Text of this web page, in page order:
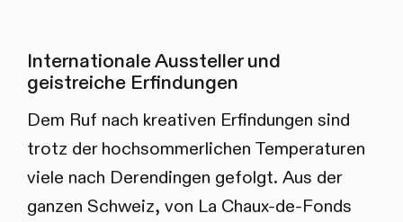
Internationale Aussteller und
geistreiche Erfindungen
Dem Ruf nach kreativen Erfindungen sind
trotz der hochsommerlichen Temperaturen
viele nach Derendingen gefolgt. Aus der
ganzen Schweiz, von La Chaux-de-Fonds